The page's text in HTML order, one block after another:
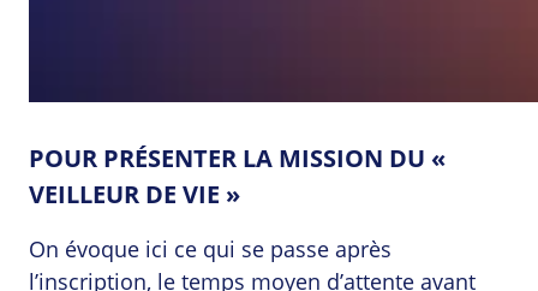
POUR PRÉSENTER LA MISSION DU «
VEILLEUR DE VIE »
On évoque ici ce qui se passe après
l’inscription, le temps moyen d’attente avant